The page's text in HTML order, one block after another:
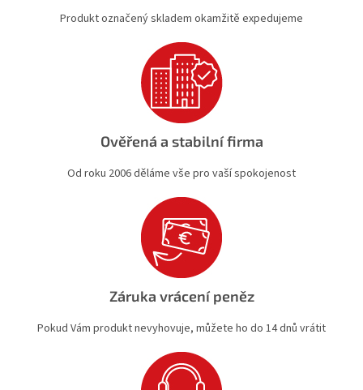
ý
i
s
u
Produkt označený skladem okamžitě expedujeme
Ověřená a stabilní firma
Od roku 2006 děláme vše pro vaší spokojenost
Záruka vrácení peněz
Pokud Vám produkt nevyhovuje, můžete ho do 14 dnů vrátit